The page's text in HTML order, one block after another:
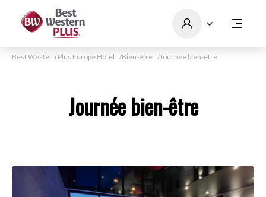
Best Western Plus Europe Hôtel Bien-être Journée bien-être
Journée bien-être